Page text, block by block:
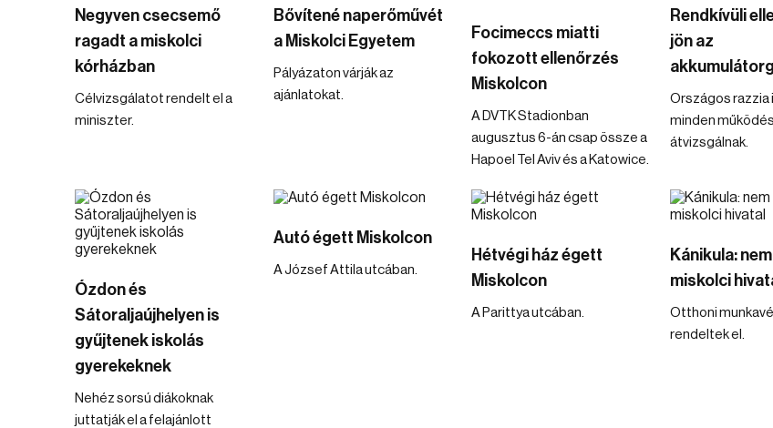
Negyven csecsemő
ragadt a miskolci
kórházban
Célvizsgálatot rendelt el a
miniszter.
Bővítené naperőművét
a Miskolci Egyetem
Pályázaton várják az
ajánlatokat.
Focimeccs miatti
fokozott ellenőrzés
Miskolcon
A DVTK Stadionban
augusztus 6-án csap össze a
Hapoel Tel Aviv és a Katowice.
Rendkívüli
jön az
Országos razzia
minden
átvizsgálnak.
Ózdon és
Sátoraljaújhelyen is
gyűjtenek iskolás
gyerekeknek
Nehéz sorsú diákoknak
juttatják el a felajánlott
Autó égett Miskolcon
A József Attila utcában.
Hétvégi ház égett
Miskolcon
A Parittya utcában.
Kánikula:
miskolci
Otthoni
rendeltek el.